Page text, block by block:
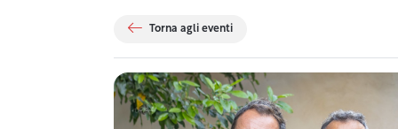
Torna agli eventi